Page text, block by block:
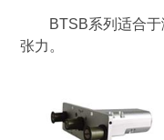
BTSB系列适合于
张力。